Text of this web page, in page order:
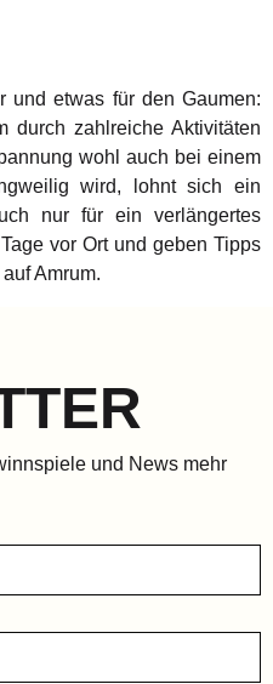
und etwas für den Gaumen:
durch zahlreiche Aktivitäten
wohl auch bei einem
wird, lohnt sich ein
nur für ein verlängertes
vor Ort und geben Tipps
Amrum.
und News mehr